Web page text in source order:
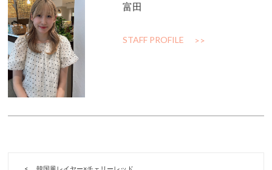
富田
STAFF PROFILE
韓国風レイヤー×チェリーレッド